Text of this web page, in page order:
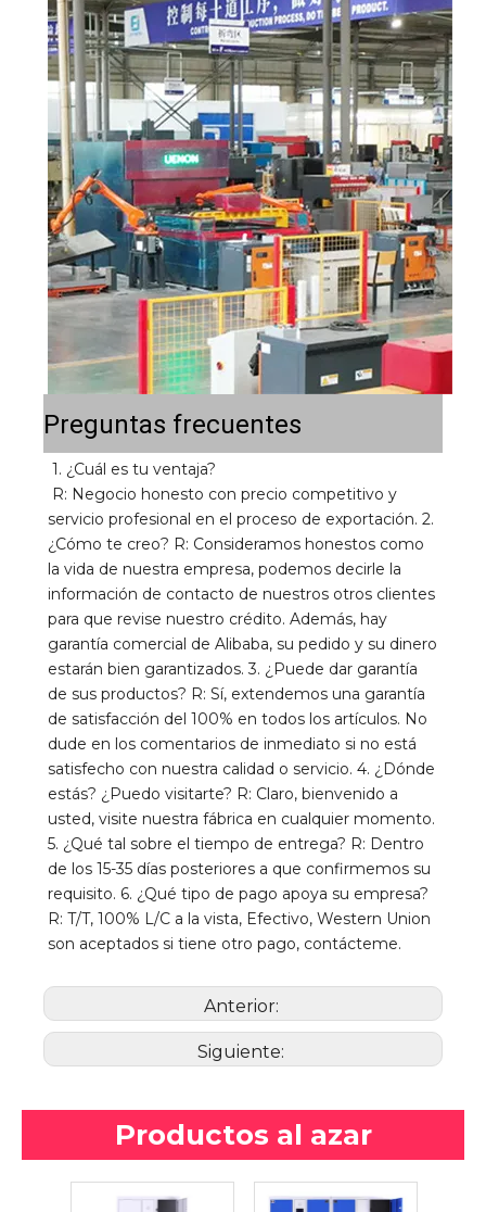
Preguntas frecuentes
1. ¿Cuál es tu ventaja?
R: Negocio honesto con precio competitivo y
servicio profesional en el proceso de exportación. 2.
¿Cómo te creo? R: Consideramos honestos como
la vida de nuestra empresa, podemos decirle la
información de contacto de nuestros otros clientes
para que revise nuestro crédito. Además, hay
garantía comercial de Alibaba, su pedido y su dinero
estarán bien garantizados. 3. ¿Puede dar garantía
de sus productos? R: Sí, extendemos una garantía
de satisfacción del 100% en todos los artículos. No
dude en los comentarios de inmediato si no está
satisfecho con nuestra calidad o servicio. 4. ¿Dónde
estás? ¿Puedo visitarte? R: Claro, bienvenido a
usted, visite nuestra fábrica en cualquier momento.
5. ¿Qué tal sobre el tiempo de entrega? R: Dentro
de los 15-35 días posteriores a que confirmemos su
requisito. 6. ¿Qué tipo de pago apoya su empresa?
R: T/T, 100% L/C a la vista, Efectivo, Western Union
son aceptados si tiene otro pago, contácteme.
Anterior:
Siguiente:
Productos al azar